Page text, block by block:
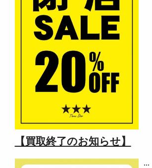
【買取終了のお知らせ】
...